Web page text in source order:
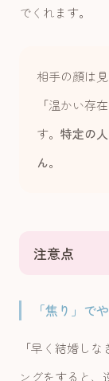
でくれます。
相手の顔は
「温かい存
す。 特定の
ん。
注意点
「焦り」で
「早く結婚し
ングをすると、